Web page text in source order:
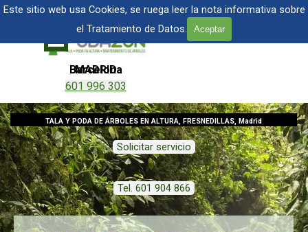
Este sitio web usa Cookies, se ruega leer la nota informativa sobre
el Tratamiento de Datos.
Aceptar
Vaya al ContenidoTALA Y PODA DE ÁRBOLES EN MADRID
Barcelona
601 996 303
MADRID
601 904 866
Saltar menú
TALA Y PODA DE ÁRBOLES EN ALTURA, FRESNEDILLAS, Madrid
Solicitar servicio
Tel. 601 904 866